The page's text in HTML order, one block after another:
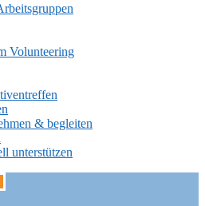
Volunteering
& begleiten
unterstützen